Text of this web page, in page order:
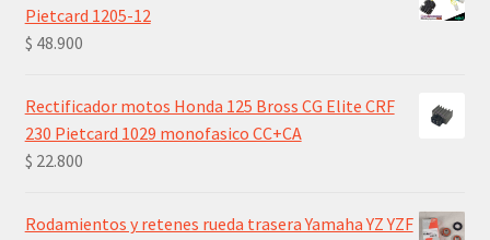
Pietcard 1205-12
$ 48.900
Rectificador motos Honda 125 Bross CG Elite CRF
230 Pietcard 1029 monofasico CC+CA
$ 22.800
Rodamientos y retenes rueda trasera Yamaha YZ YZF